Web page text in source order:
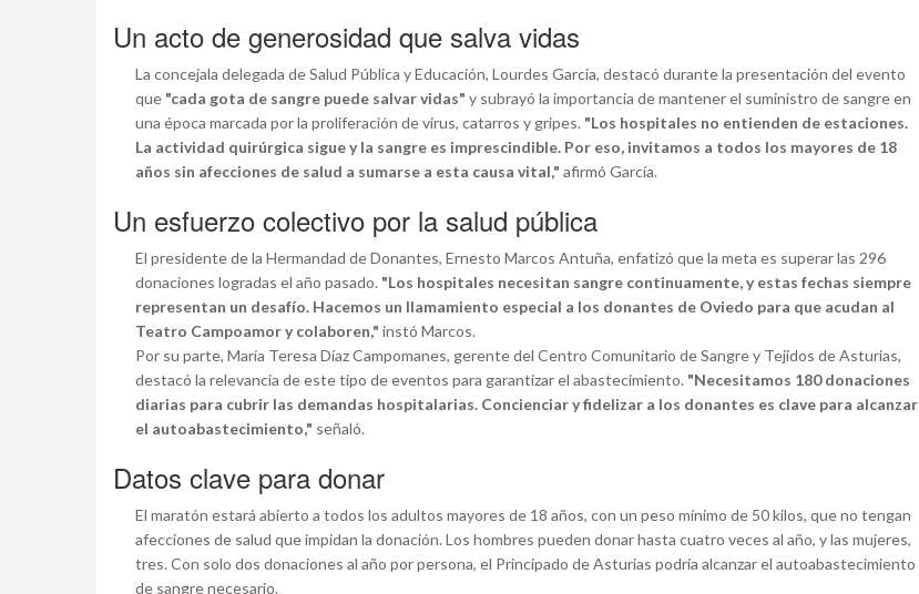
Un acto de generosidad que salva vidas
La concejala delegada de Salud Pública y Educación, Lourdes García, destacó durante la presentación del evento
que "cada gota de sangre puede salvar vidas" y subrayó la importancia de mantener el suministro de sangre en
una época marcada por la proliferación de virus, catarros y gripes. "Los hospitales no entienden de estaciones.
La actividad quirúrgica sigue y la sangre es imprescindible. Por eso, invitamos a todos los mayores de 18
años sin afecciones de salud a sumarse a esta causa vital," afirmó García.
Un esfuerzo colectivo por la salud pública
El presidente de la Hermandad de Donantes, Ernesto Marcos Antuña, enfatizó que la meta es superar las 296
donaciones logradas el año pasado. "Los hospitales necesitan sangre continuamente, y estas fechas siempre
representan un desafío. Hacemos un llamamiento especial a los donantes de Oviedo para que acudan al
Teatro Campoamor y colaboren," instó Marcos.
Por su parte, María Teresa Díaz Campomanes, gerente del Centro Comunitario de Sangre y Tejidos de Asturias,
destacó la relevancia de este tipo de eventos para garantizar el abastecimiento. "Necesitamos 180 donaciones
diarias para cubrir las demandas hospitalarias. Concienciar y fidelizar a los donantes es clave para alcanzar
el autoabastecimiento," señaló.
Datos clave para donar
El maratón estará abierto a todos los adultos mayores de 18 años, con un peso mínimo de 50 kilos, que no tengan
afecciones de salud que impidan la donación. Los hombres pueden donar hasta cuatro veces al año, y las mujeres,
tres. Con solo dos donaciones al año por persona, el Principado de Asturias podría alcanzar el autoabastecimiento
de sangre necesario.